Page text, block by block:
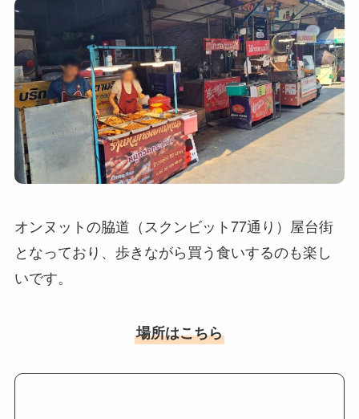
オンヌットの脇道（スクンビット77通り）屋台街
となっており、歩きながら買う食いするのも楽し
いです。
場所はこちら